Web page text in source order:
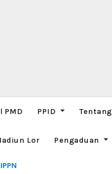
PMD PPID Tentang
Lor Pengaduan